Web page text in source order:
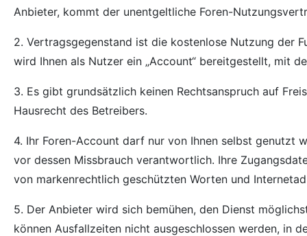
Anbieter, kommt der unentgeltliche Foren-
2. Vertragsgegenstand ist die kostenlose Nutzung der
wird Ihnen als Nutzer ein „Account“ bereitgestellt, mit
3. Es gibt grundsätzlich keinen Rechtsanspruch auf
Hausrecht des Betreibers.
4. Ihr Foren-Account darf nur von Ihnen selbst genutzt
vor dessen Missbrauch verantwortlich. Ihre
von markenrechtlich geschützten Worten und
5. Der Anbieter wird sich bemühen, den Dienst
können Ausfallzeiten nicht ausgeschlossen werden, in